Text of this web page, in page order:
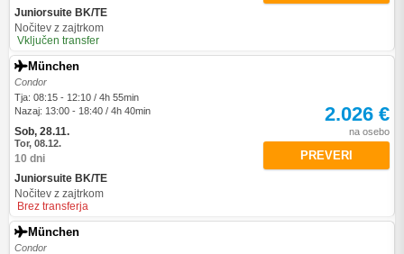
Juniorsuite BK/TE
Nočitev z zajtrkom
Vključen transfer
München
Condor
Tja: 08:15 - 12:10 / 4h 55min
Nazaj: 13:00 - 18:40 / 4h 40min
Sob, 28.11.
Tor, 08.12.
10 dni
Juniorsuite BK/TE
Nočitev z zajtrkom
Brez transferja
2.026 €
na osebo
PREVERI
München
Condor